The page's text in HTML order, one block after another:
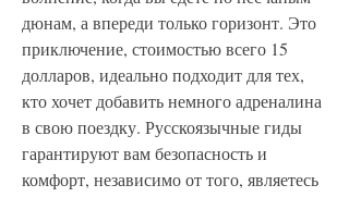
дюнам, а впереди только горизонт. Это
приключение, стоимостью всего 15
долларов, идеально подходит для тех,
кто хочет добавить немного адреналина
в свою поездку. Русскоязычные гиды
гарантируют вам безопасность и
комфорт, независимо от того, являетесь